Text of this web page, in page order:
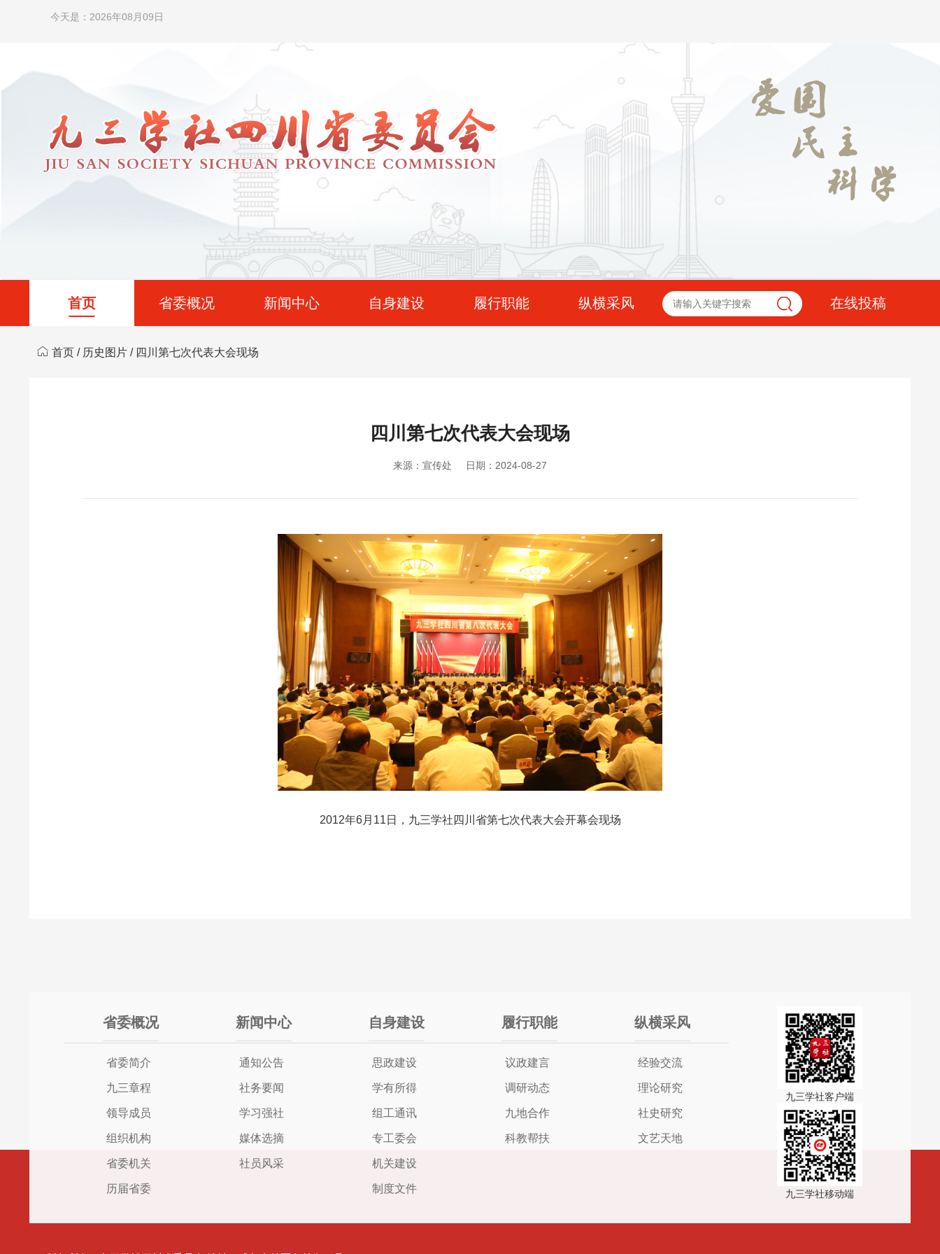
今天是：2026年08月09日
首页 省委概况 新闻中心 自身建设 履行职能 纵横采风 在线投稿
首页 / 历史图片 / 四川第七次代表大会现场
四川第七次代表大会现场
来源：宣传处 日期：2024-08-27
2012年6月11日，九三学社四川省第七次代表大会开幕会现场
省委概况
省委简介
九三章程
领导成员
组织机构
省委机关
历届省委
新闻中心
通知公告
社务要闻
学习强社
媒体选摘
社员风采
自身建设
思政建设
学有所得
组工通讯
专工委会
机关建设
制度文件
履行职能
议政建言
调研动态
九地合作
科教帮扶
纵横采风
经验交流
理论研究
社史研究
文艺天地
九三学社客户端
九三学社移动端